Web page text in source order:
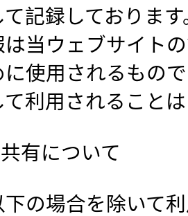
記録しております
は当ウェブサイト
使用されるもの
て利用されること
有について
下の場合を除いて